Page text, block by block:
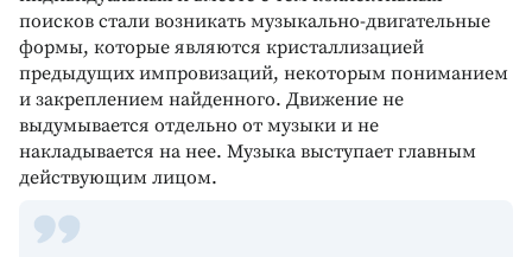
поисков стали возникать музыкально-двигательные
формы, которые являются кристаллизацией
предыдущих импровизаций, некоторым пониманием
и закреплением найденного. Движение не
выдумывается отдельно от музыки и не
накладывается на нее. Музыка выступает главным
действующим лицом.